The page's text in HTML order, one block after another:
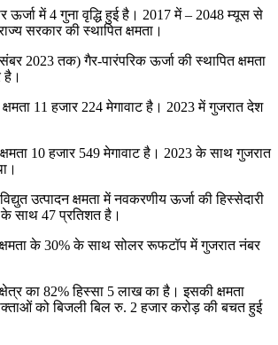
में 4 गुना वृद्धि हुई है। 2017 में – 2048 म्यूस से
सरकार की स्थापित क्षमता।
2023 तक) गैर-पारंपरिक ऊर्जा की स्थापित क्षमता
है।
11 हजार 224 मेगावाट है। 2023 में गुजरात देश
10 हजार 549 मेगावाट है। 2023 के साथ गुजरात
उत्पादन क्षमता में नवकरणीय ऊर्जा की हिस्सेदारी
के साथ 47 प्रतिशत है।
के 30% के साथ सोलर रूफटॉप में गुजरात नंबर
का 82% हिस्सा 5 लाख का है। इसकी क्षमता
को बिजली बिल रु. 2 हजार करोड़ की बचत हुई